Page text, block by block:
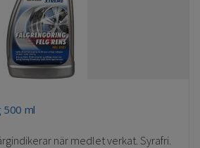
500 ml
när medlet verkat. Syrafri.